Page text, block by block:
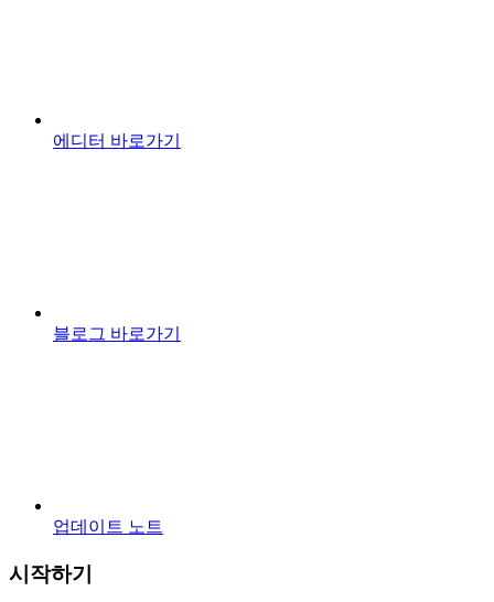
에디터 바로가기
블로그 바로가기
업데이트 노트
시작하기